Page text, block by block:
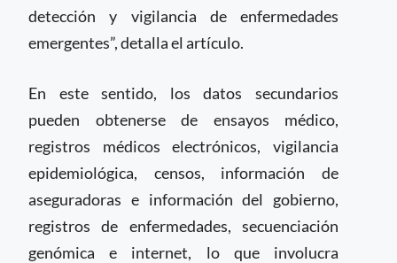
detección y vigilancia de enfermedades
emergentes”, detalla el artículo.
En este sentido, los datos secundarios
pueden obtenerse de ensayos médico,
registros médicos electrónicos, vigilancia
epidemiológica, censos, información de
aseguradoras e información del gobierno,
registros de enfermedades, secuenciación
genómica e internet, lo que involucra